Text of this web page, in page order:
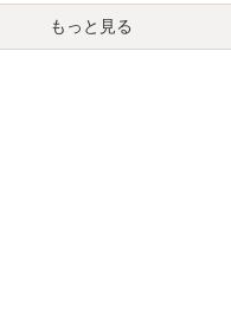
もっと見る